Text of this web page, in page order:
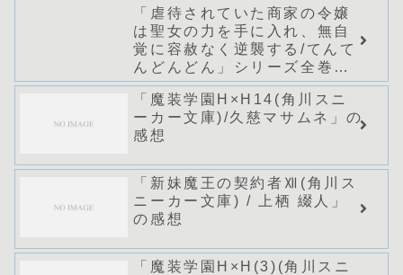
「虐待されていた商家の令嬢
は聖女の力を手に入れ、無自
覚に容赦なく逆襲する/てんて
んどんどん」シリーズ全巻の
あらすじ・感想
「魔装学園H×H14(角川スニ
ーカー文庫)/久慈マサムネ」の
感想
「新妹魔王の契約者Ⅻ(角川ス
ニーカー文庫) / 上栖 綴人」
の感想
「魔装学園H×H(3)(角川スニ